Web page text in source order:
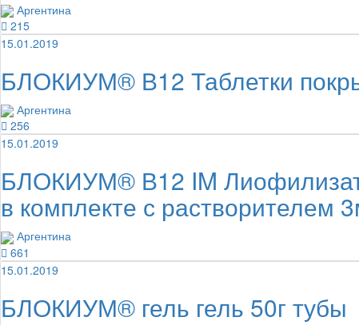
Аргентина
215
15.01.2019
БЛОКИУМ® В12 Таблетки
Аргентина
256
15.01.2019
БЛОКИУМ® В12 IM Лиофилизат
в комплекте с
Аргентина
661
15.01.2019
БЛОКИУМ® гель гель 50г тубы